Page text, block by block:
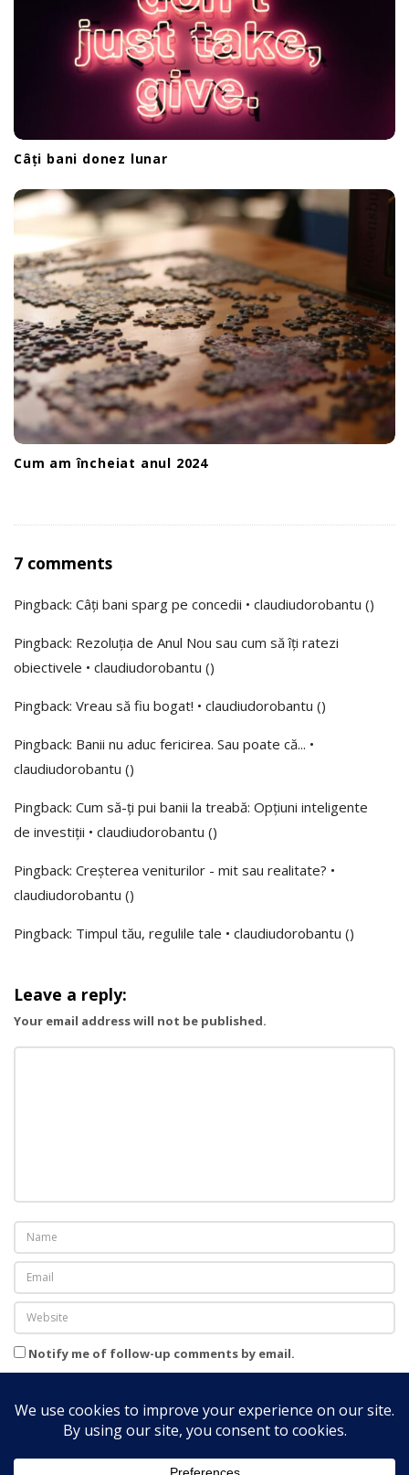
Câți bani donez lunar
Cum am încheiat anul 2024
7 commentsO
A
n
o
l
i
d
e
p
d
e
n
n
a
n
i
a
r
e
Pingback: Câți bani sparg pe concedii • claudiudorobantu ()
Pingback: Rezoluția de Anul Nou sau cum să îți ratezi
obiectivele • claudiudorobantu ()
Pingback: Vreau să fiu bogat! • claudiudorobantu ()
Pingback: Banii nu aduc fericirea. Sau poate că... •
claudiudorobantu ()
Pingback: Cum să-ți pui banii la treabă: Opțiuni inteligente
de investiții • claudiudorobantu ()
Pingback: Creșterea veniturilor - mit sau realitate? •
claudiudorobantu ()
Pingback: Timpul tău, regulile tale • claudiudorobantu ()
Leave a reply:
Your email address will not be published.
Notify me of follow-up comments by email.